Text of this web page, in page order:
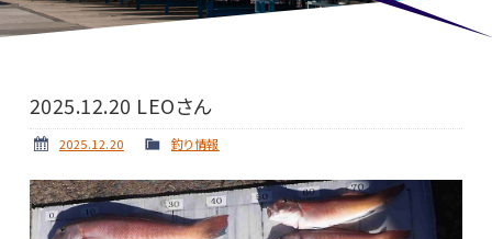
2025.12.20 LEOさん
2025.12.20 釣り情報